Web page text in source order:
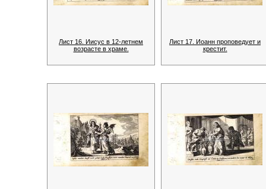
Лист 16. Иисус в 12-летнем
возрасте в храме.
Лист 17. Иоанн проповедует и
крестит.